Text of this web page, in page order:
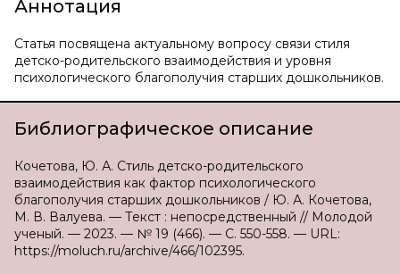
Аннотация
Статья посвящена актуальному вопросу связи стиля
детско-родительского взаимодействия и уровня
психологического благополучия старших дошкольников.
Библиографическое описание
Кочетова, Ю. А. Стиль детско-родительского
взаимодействия как фактор психологического
благополучия старших дошкольников / Ю. А. Кочетова,
М. В. Валуева. — Текст : непосредственный // Молодой
ученый. — 2023. — № 19 (466). — С. 550-558. — URL:
https://moluch.ru/archive/466/102395.